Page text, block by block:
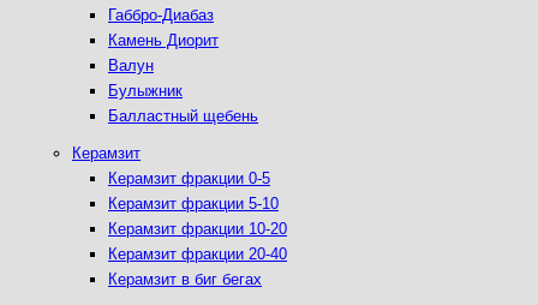
Габбро-Диабаз
Камень Диорит
Валун
Булыжник
Балластный щебень
Керамзит
Керамзит фракции 0-5
Керамзит фракции 5-10
Керамзит фракции 10-20
Керамзит фракции 20-40
Керамзит в биг бегах